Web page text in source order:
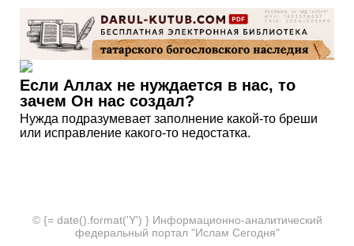
Если Аллах не нуждается в нас, то
зачем Он нас создал?
Нужда подразумевает заполнение какой-то бреши
или исправление какого-то недостатка.
© {= date().format('Y') } Информационно-аналитический
федеральный портал "Ислам Сегодня"